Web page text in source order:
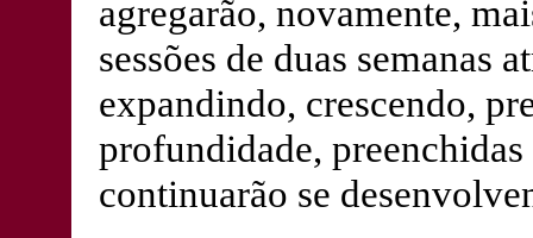
agregarão, novamente,
sessões de duas semanas
expandindo, crescendo,
profundidade,
continuarão se